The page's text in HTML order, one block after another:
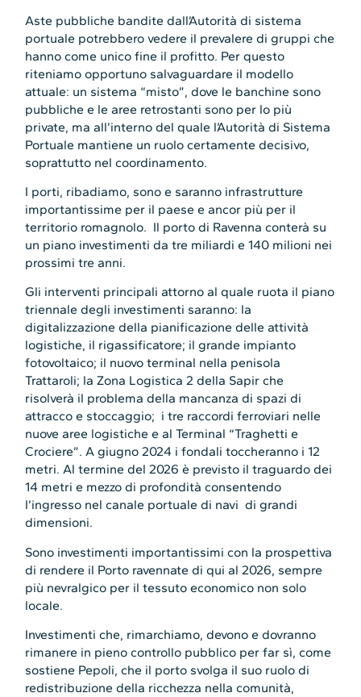
Aste pubbliche bandite dall’Autorità di sistema
portuale potrebbero vedere il prevalere di gruppi che
hanno come unico fine il profitto. Per questo
riteniamo opportuno salvaguardare il modello
attuale: un sistema “misto”, dove le banchine sono
pubbliche e le aree retrostanti sono per lo più
private, ma all’interno del quale l’Autorità di Sistema
Portuale mantiene un ruolo certamente decisivo,
soprattutto nel coordinamento.
I porti, ribadiamo, sono e saranno infrastrutture
importantissime per il paese e ancor più per il
territorio romagnolo. Il porto di Ravenna conterà su
un piano investimenti da tre miliardi e 140 milioni nei
prossimi tre anni.
Gli interventi principali attorno al quale ruota il piano
triennale degli investimenti saranno: la
digitalizzazione della pianificazione delle attività
logistiche, il rigassificatore; il grande impianto
fotovoltaico; il nuovo terminal nella penisola
Trattaroli; la Zona Logistica 2 della Sapir che
risolverà il problema della mancanza di spazi di
attracco e stoccaggio; i tre raccordi ferroviari nelle
nuove aree logistiche e al Terminal “Traghetti e
Crociere”. A giugno 2024 i fondali toccheranno i 12
metri. Al termine del 2026 è previsto il traguardo dei
14 metri e mezzo di profondità consentendo
l’ingresso nel canale portuale di navi di grandi
dimensioni.
Sono investimenti importantissimi con la prospettiva
di rendere il Porto ravennate di qui al 2026, sempre
più nevralgico per il tessuto economico non solo
locale.
Investimenti che, rimarchiamo, devono e dovranno
rimanere in pieno controllo pubblico per far sì, come
sostiene Pepoli, che il porto svolga il suo ruolo di
redistribuzione della ricchezza nella comunità,